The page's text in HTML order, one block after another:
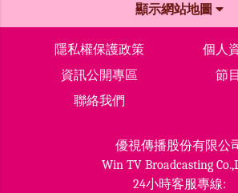
顯示網站地圖
隱私權保護政策
個人
資訊公開專區
節
聯絡我們
優視傳播股份有限公
Win TV Broadcasting
24小時客服專線: